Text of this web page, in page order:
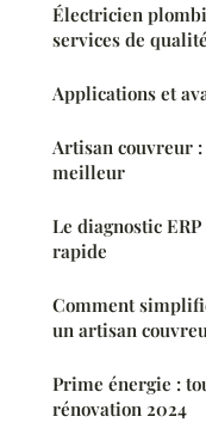
Électricien
services de qualité
Applications et
Artisan couvreur
meilleur
Le diagnostic
rapide
Comment
un artisan
Prime énergie :
rénovation 2024